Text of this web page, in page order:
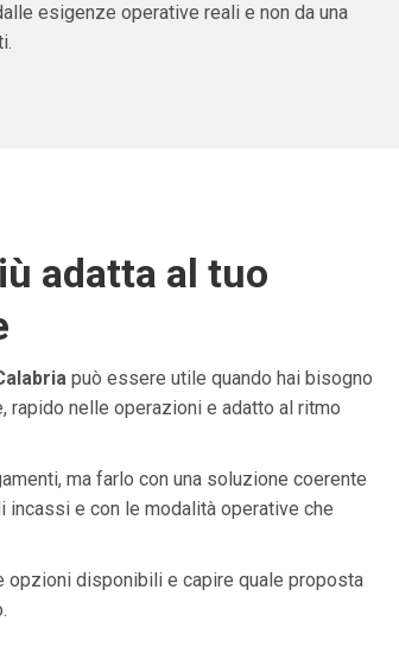
esigenze operative reali e non da una
adatta al tuo
può essere utile quando hai bisogno
rapido nelle operazioni e adatto al ritmo
ma farlo con una soluzione coerente
incassi e con le modalità operative che
opzioni disponibili e capire quale proposta